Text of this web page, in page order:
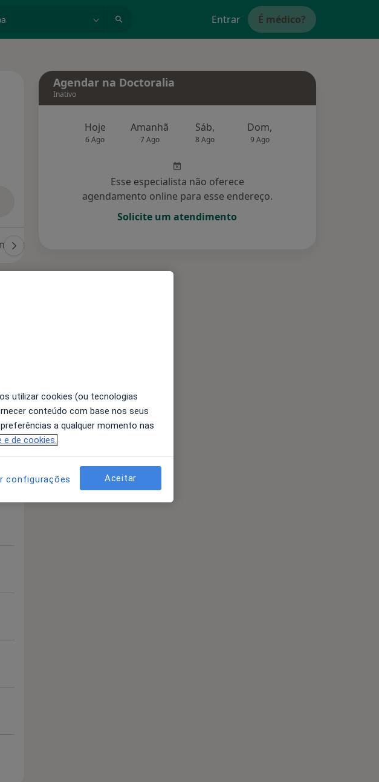
Entrar É médico?
(3)
Agendar na Doctoralia
Inativo
Hoje
6 Ago
Amanhã
7 Ago
Sáb,
8 Ago
Dom,
9 Ago
Esse especialista não oferece
agendamento online para esse endereço.
Solicite um atendimento
utilizar cookies (ou tecnologias
conteúdo com base nos seus
a qualquer momento nas
e de cookies.
configurações Aceitar